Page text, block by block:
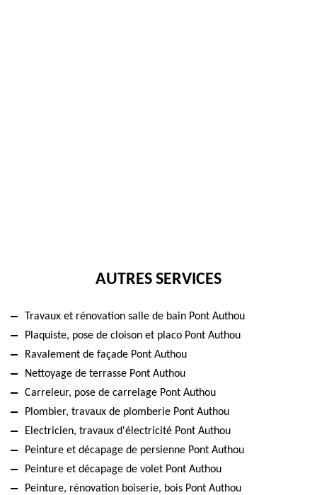
AUTRES SERVICES
Travaux et rénovation salle de bain Pont Authou
Plaquiste, pose de cloison et placo Pont Authou
Ravalement de façade Pont Authou
Nettoyage de terrasse Pont Authou
Carreleur, pose de carrelage Pont Authou
Plombier, travaux de plomberie Pont Authou
Electricien, travaux d'électricité Pont Authou
Peinture et décapage de persienne Pont Authou
Peinture et décapage de volet Pont Authou
Peinture, rénovation boiserie, bois Pont Authou